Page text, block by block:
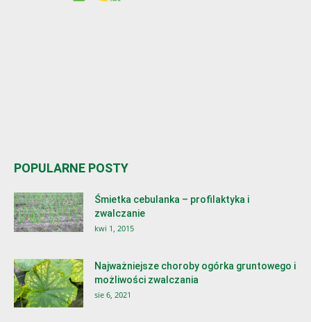
POPULARNE POSTY
Śmietka cebulanka – profilaktyka i
zwalczanie
kwi 1, 2015
Najważniejsze choroby ogórka gruntowego i
możliwości zwalczania
sie 6, 2021